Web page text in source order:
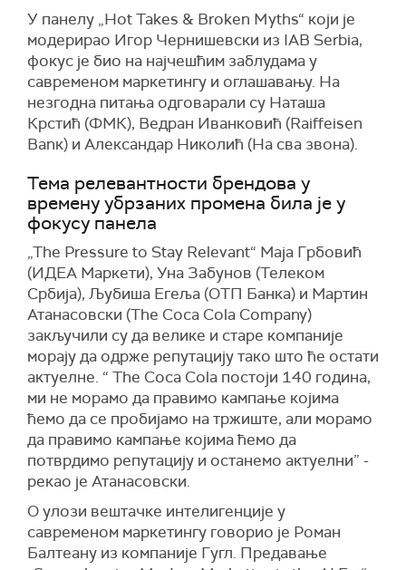
У панелу „Hot Takes & Broken Myths“ који је
модерирао Игор Чернишевски из IAB Serbia,
фокус је био на најчешћим заблудама у
савременом маркетингу и оглашавању. На
незгодна питања одговарали су Наташа
Крстић (ФМК), Ведран Иванковић (Raiffeisen
Banк) и Александар Николић (На сва звона).
Тема релевантности брендова у
времену убрзаних промена била је у
фокусу панела
„The Pressure to Stay Relevant“ Маја Грбовић
(ИДЕА Маркети), Уна Забунов (Телеком
Србија), Љубиша Егеља (ОТП Банка) и Мартин
Атанасовски (The Coca Cola Company)
закључили су да велике и старе компаније
морају да одрже репутацију тако што ће остати
актуелне. “ The Coca Cola постоји 140 година,
ми не морамо да правимо кампање којима
ћемо да се пробијамо на тржиште, али морамо
да правимо кампање којима ћемо да
потврдимо репутацију и останемо актуелни” -
рекао је Атанасовски.
О улози вештачке интелигенције у
савременом маркетингу говорио је Роман
Балтеану из компаније Гугл. Предавање